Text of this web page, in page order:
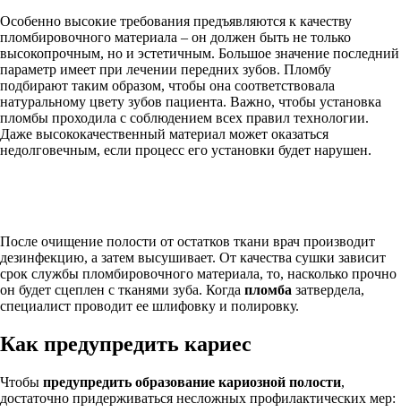
Особенно высокие требования предъявляются к качеству
пломбировочного материала – он должен быть не только
высокопрочным, но и эстетичным. Большое значение последний
параметр имеет при лечении передних зубов. Пломбу
подбирают таким образом, чтобы она соответствовала
натуральному цвету зубов пациента. Важно, чтобы установка
пломбы проходила с соблюдением всех правил технологии.
Даже высококачественный материал может оказаться
недолговечным, если процесс его установки будет нарушен.
После очищение полости от остатков ткани врач производит
дезинфекцию, а затем высушивает. От качества сушки зависит
срок службы пломбировочного материала, то, насколько прочно
он будет сцеплен с тканями зуба. Когда пломба затвердела,
специалист проводит ее шлифовку и полировку.
Как предупредить кариес
Чтобы предупредить образование кариозной полости,
достаточно придерживаться несложных профилактических мер: